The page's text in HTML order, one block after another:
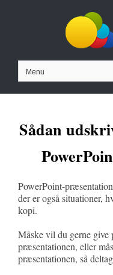
Menu
Sådan
PowerPoint-
der er også situationer,
kopi.
Måske vil du gerne give
præsentationen, eller
præsentationen, så